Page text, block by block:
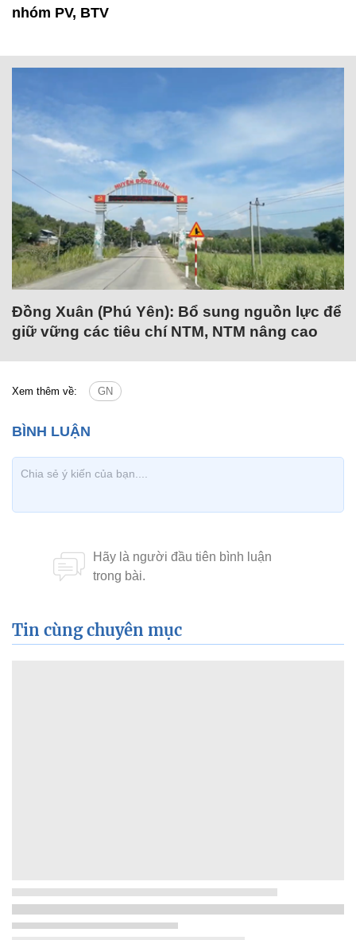
nhóm PV, BTV
Đồng Xuân (Phú Yên): Bổ sung nguồn lực để
giữ vững các tiêu chí NTM, NTM nâng cao
Xem thêm về: GN
Tin cùng chuyên mục